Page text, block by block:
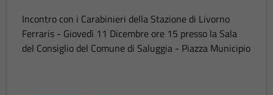
Incontro con i Carabinieri della Stazione di Livorno
Ferraris - Giovedì 11 Dicembre ore 15 presso la Sala
del Consiglio del Comune di Saluggia - Piazza Municipio